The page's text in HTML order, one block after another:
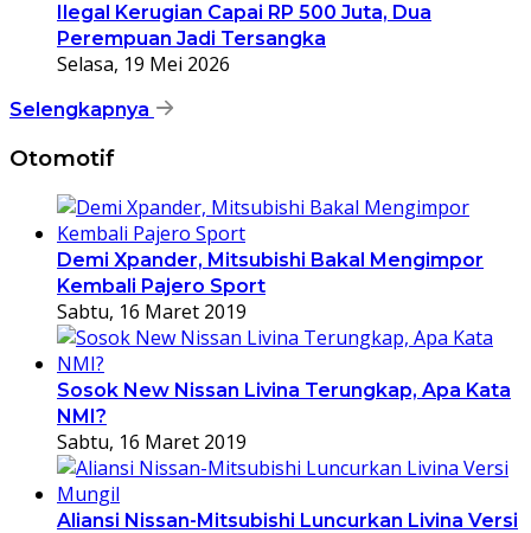
Ilegal Kerugian Capai RP 500 Juta, Dua
Perempuan Jadi Tersangka
Selasa, 19 Mei 2026
Selengkapnya
Otomotif
Demi Xpander, Mitsubishi Bakal Mengimpor
Kembali Pajero Sport
Sabtu, 16 Maret 2019
Sosok New Nissan Livina Terungkap, Apa Kata
NMI?
Sabtu, 16 Maret 2019
Aliansi Nissan-Mitsubishi Luncurkan Livina Versi